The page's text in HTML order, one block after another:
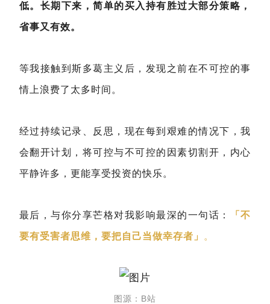
低。长期下来，简单的买入持有胜过大部分策略，
省事又有效。
等我接触到斯多葛主义后，发现之前在不可控的事
情上浪费了太多时间。
经过持续记录、反思，现在每到艰难的情况下，我
会翻开计划，将可控与不可控的因素切割开，内心
平静许多，更能享受投资的快乐。
最后，与你分享芒格对我影响最深的一句话： 「不
要有受害者思维，要把自己当做幸存者」 。
图源：B站